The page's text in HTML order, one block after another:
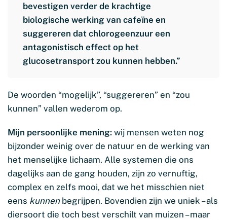
bevestigen verder de krachtige
biologische werking van cafeïne en
suggereren dat chlorogeenzuur een
antagonistisch effect op het
glucosetransport zou kunnen hebben.”
De woorden “mogelijk”, “suggereren” en “zou
kunnen” vallen wederom op.
Mijn persoonlijke mening: wij mensen weten nog
bijzonder weinig over de natuur en de werking van
het menselijke lichaam. Alle systemen die ons
dagelijks aan de gang houden, zijn zo vernuftig,
complex en zelfs mooi, dat we het misschien niet
eens kunnen begrijpen. Bovendien zijn we uniek – als
diersoort die toch best verschilt van muizen – maar